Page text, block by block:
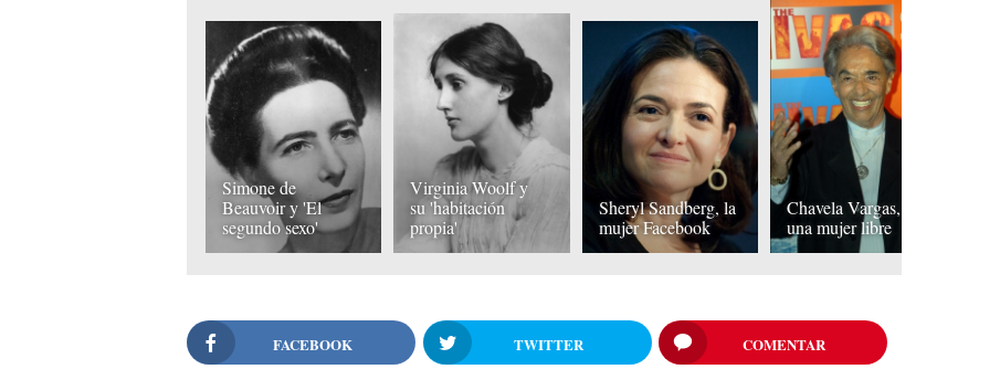
Simone de
Beauvoir y 'El
segundo sexo'
Virginia Woolf y
su 'habitación
propia'
Sheryl Sandberg, la
mujer Facebook
Chavela Vargas,
una mujer libre
FACEBOOK TWITTER COMENTAR